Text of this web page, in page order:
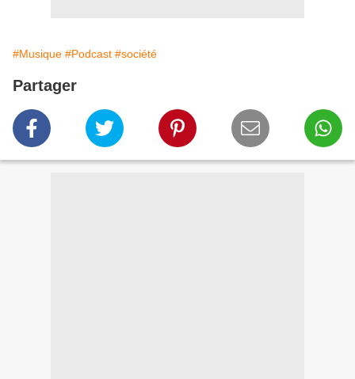
#Musique #Podcast #société
Partager